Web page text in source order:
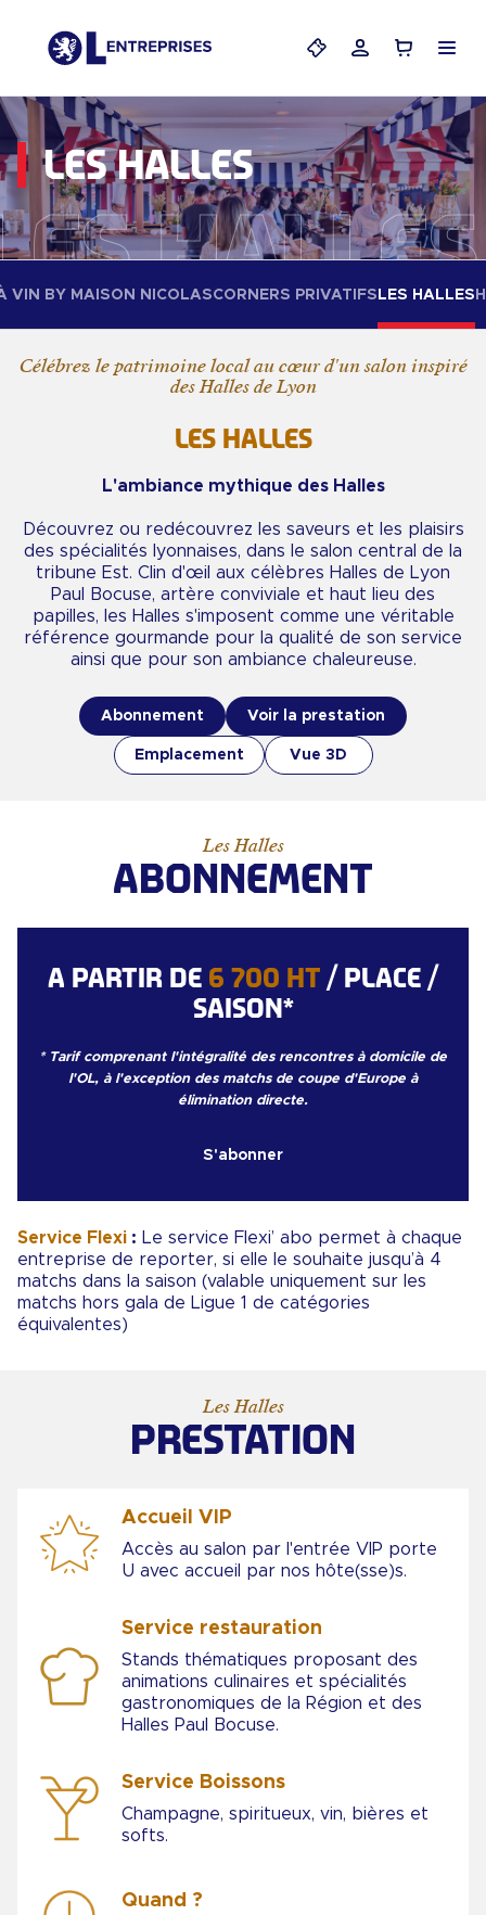
Mes billetsMon compte
PanierMenu
LES HALLES
VIN BY MAISON NICOLASCORNERS PRIVATIFS LES HALLES
Célébrez le patrimoine local au cœur d'un salon inspiré
des Halles de Lyon
LES HALLES
L'ambiance mythique des Halles
Découvrez ou redécouvrez les saveurs et les plaisirs
des spécialités lyonnaises, dans le salon central de la
tribune Est. Clin d'œil aux célèbres Halles de Lyon
Paul Bocuse, artère conviviale et haut lieu des
papilles, les Halles s'imposent comme une véritable
référence gourmande pour la qualité de son service
ainsi que pour son ambiance chaleureuse.
Abonnement Voir la prestation
Emplacement Vue 3D
Les Halles
ABONNEMENT
A PARTIR DE 6 700 HT / PLACE /
SAISON*
* Tarif comprenant l'intégralité des rencontres à domicile de
l'OL, à l'exception des matchs de coupe d'Europe à
élimination directe.
S'abonner
Service Flexi : Le service Flexi’ abo permet à chaque
entreprise de reporter, si elle le souhaite jusqu’à 4
matchs dans la saison (valable uniquement sur les
matchs hors gala de Ligue 1 de catégories
équivalentes)
Les Halles
PRESTATION
Accueil VIP
Accès au salon par l'entrée VIP porte
U avec accueil par nos hôte(sse)s.
Service restauration
Stands thématiques proposant des
animations culinaires et spécialités
gastronomiques de la Région et des
Halles Paul Bocuse.
Service Boissons
Champagne, spiritueux, vin, bières et
softs.
Quand ?